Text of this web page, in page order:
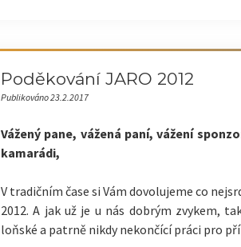
Poděkování JARO 2012
Publikováno 23.2.2017
Vážený pane, vážená paní, vážení
kamarádi,
V tradičním čase si Vám dovolujeme co
2012. A jak už je u nás dobrým zvykem,
loňské a patrně nikdy nekončící práci pro